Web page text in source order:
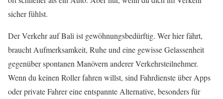
sicher fühlst.
Der Verkehr auf Bali ist gewöhnungsbedürftig. Wer hier fährt,
braucht Aufmerksamkeit, Ruhe und eine gewisse Gelassenheit
gegenüber spontanen Manövern anderer Verkehrsteilnehmer.
Wenn du keinen Roller fahren willst, sind Fahrdienste über Apps
oder private Fahrer eine entspannte Alternative, besonders für